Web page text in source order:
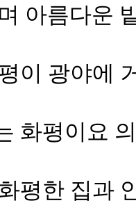
아름다운
이 광야에
화평이요
평한 집과